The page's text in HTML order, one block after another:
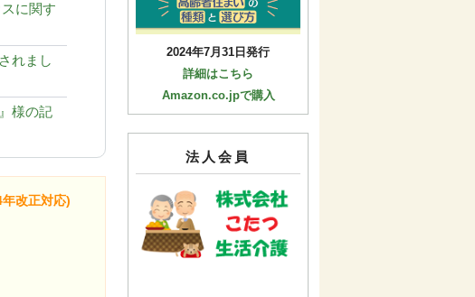
に関す
れまし
様の記
改正対応)
2024年7月31日発行
詳細はこちら
Amazon.co.jpで購入
法人会員